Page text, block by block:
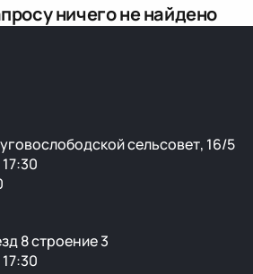
ничего не найдено
сельсовет, 16/5
8 строение 3